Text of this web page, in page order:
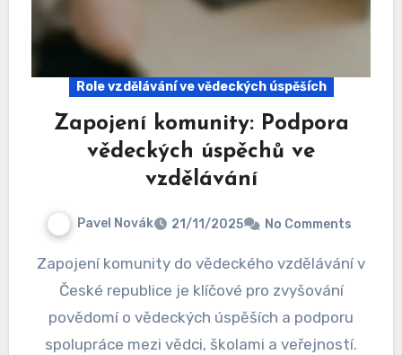
Role vzdělávání ve vědeckých úspěších
Zapojení komunity: Podpora
vědeckých úspěchů ve
vzdělávání
Pavel Novák 21/11/2025 No Comments
Zapojení komunity do vědeckého vzdělávání v
České republice je klíčové pro zvyšování
povědomí o vědeckých úspěších a podporu
spolupráce mezi vědci, školami a veřejností.